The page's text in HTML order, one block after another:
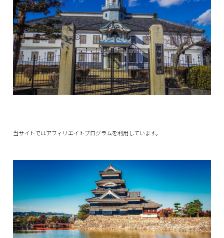
当サイトではアフィリエイトプログラムを利用しています。